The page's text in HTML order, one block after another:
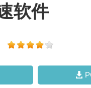
软件